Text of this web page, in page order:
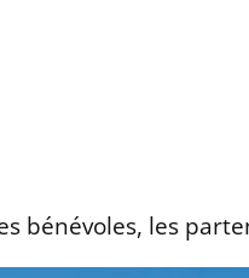
bénévoles, les